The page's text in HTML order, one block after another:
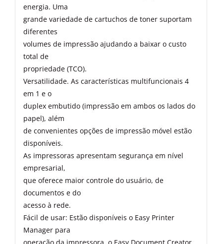
energia. Uma
grande variedade de cartuchos de toner suportam
diferentes
volumes de impressão ajudando a baixar o custo
total de
propriedade (TCO).
Versatilidade. As características multifuncionais 4
em 1 e o
duplex embutido (impressão em ambos os lados do
papel), além
de convenientes opções de impressão móvel estão
disponíveis.
As impressoras apresentam segurança em nível
empresarial,
que oferece maior controle do usuário, de
documentos e do
acesso à rede.
Fácil de usar: Estão disponíveis o Easy Printer
Manager para